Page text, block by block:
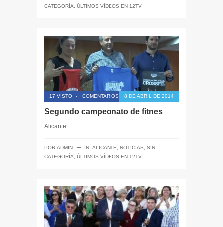
CATEGORÍA ÚLTIMOS VÍDEOS EN 12TV
17 VISTO - COMENTARIOS CERRADOS8 DE ABRIL DE 2014
Segundo campeonato de fitnes
Alicante
POR ADMIN ─ IN: ALICANTE, NOTICIAS, SIN
CATEGORÍA, ÚLTIMOS VÍDEOS EN 12TV